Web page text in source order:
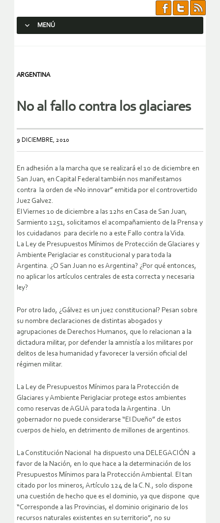
MENÚ
ARGENTINA
No al fallo contra los glaciares
9 DICIEMBRE, 2010
En adhesión a la marcha que se realizará el 10 de diciembre en
San Juan, en Capital Federal también nos manifestamos
contra la orden de «No innovar” emitida por el controvertido
Juez Galvez.
El Viernes 10 de diciembre a las 12hs en Casa de San Juan,
Sarmiento 1251, solicitamos el acompañamiento de la Prensa y
los cuidadanos para decirle no a este Fallo contra la Vida.
La Ley de Presupuestos Mínimos de Protección de Glaciares y
Ambiente Periglaciar es constitucional y para toda la
Argentina. ¿O San Juan no es Argentina? ¿Por qué entonces,
no aplicar los artículos centrales de esta correcta y necesaria
ley?
Por otro lado, ¿Gálvez es un juez constitucional? Pesan sobre
su nombre declaraciones de distintas abogados y
agrupaciones de Derechos Humanos, que lo relacionan a la
dictadura militar, por defender la amnistía a los militares por
delitos de lesa humanidad y favorecer la versión oficial del
régimen militar.
La Ley de Presupuestos Mínimos para la Protección de
Glaciares y Ambiente Periglaciar protege estos ambientes
como reservas de AGUA para toda la Argentina . Un
gobernador no puede considerarse “El Dueño” de estos
cuerpos de hielo, en detrimento de millones de argentinos.
La Constitución Nacional ha dispuesto una DELEGACIÓN a
favor de la Nación, en lo que hace a la determinación de los
Presupuestos Mínimos para la Protección Ambiental. El tan
citado por los mineros, Artículo 124 de la C.N., solo dispone
una cuestión de hecho que es el dominio, ya que dispone que
“Corresponde a las Provincias, el dominio originario de los
recursos naturales existentes en su territorio”, no su